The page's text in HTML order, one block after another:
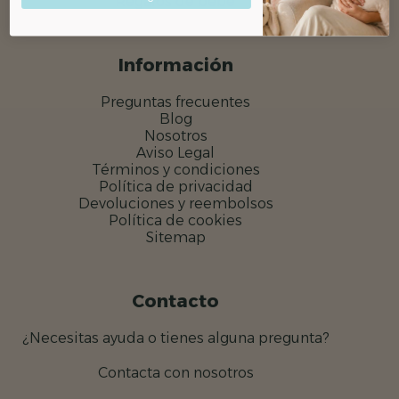
Información
Preguntas frecuentes
Blog
Nosotros
Aviso Legal
Términos y condiciones
Política de privacidad
Devoluciones y reembolsos
Política de cookies
Sitemap
Contacto
¿Necesitas ayuda o tienes alguna pregunta?
Contacta con nosotros